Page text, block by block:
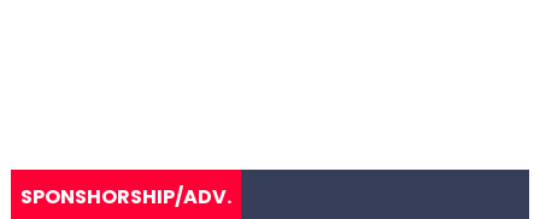
SPONSHORSHIP/ADV.